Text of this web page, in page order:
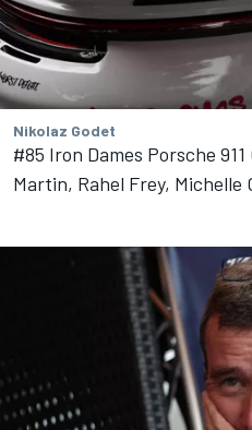
Nikolaz Godet
#85 Iron Dames Porsche 911
Martin, Rahel Frey, Michelle